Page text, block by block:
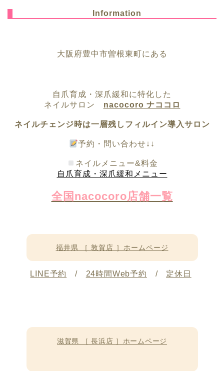
Information
大阪府豊中市曽根東町にある
自爪育成・深爪緩和に特化した
ネイルサロン nacocoro ナココロ
ネイルチェンジ時は一層残しフィルイン導入サロン
予約・問い合わせ↓↓
ネイルメニュー&料金
自爪育成・深爪緩和メニュー
全国nacocoro店舗一覧
福井県 ［ 敦賀店 ］ホームページ
LINE予約 / 24時間Web予約 / 定休日
滋賀県 ［ 長浜店 ］ホームページ